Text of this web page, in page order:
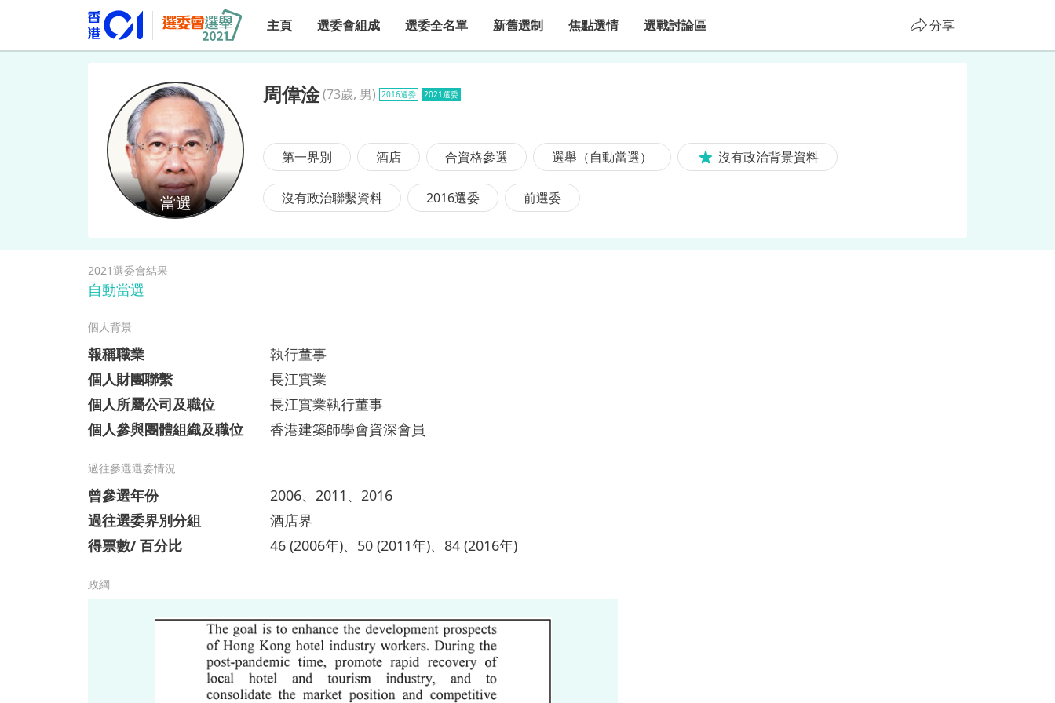
主頁 選委會組成 選委全名單 新舊選制 焦點選情 選戰討論區 分享
周偉淦
周偉淦(73歲, 男) 2016選委 2021選委
第一界別 酒店 合資格參選 選舉（自動當選） 沒有政治背景資料
沒有政治聯繫資料 2016選委 前選委
2021選委會結果
自動當選
個人背景
報稱職業
執行董事
個人財團聯繫
長江實業
個人所屬公司及職位
長江實業執行董事
個人參與團體組織及職位
香港建築師學會資深會員
過往參選選委情況
曾參選年份
2006、2011、2016
過往選委界別分組
酒店界
得票數/ 百分比
46 (2006年)、50 (2011年)、84 (2016年)
政綱